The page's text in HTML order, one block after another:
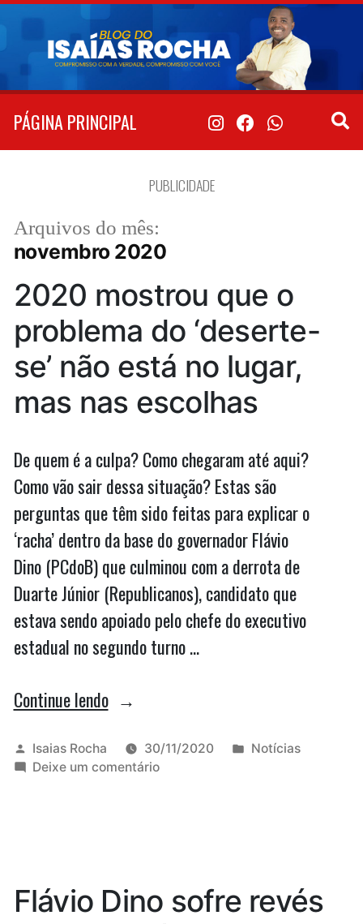
Pular
conteúdo
PÁGINA PRINCIPAL
PUBLICIDADE
Arquivos do mês:
novembro 2020
2020 mostrou que o
problema do ‘deserte-
se’ não está no lugar,
mas nas escolhas
De quem é a culpa? Como chegaram até aqui?
Como vão sair dessa situação? Estas são
perguntas que têm sido feitas para explicar o
‘racha’ dentro da base do governador Flávio
Dino (PCdoB) que culminou com a derrota de
Duarte Júnior (Republicanos), candidato que
estava sendo apoiado pelo chefe do executivo
estadual no segundo turno …
Continue lendo“2020
que
o
se’
não
Publicado
por
Isaias Rocha 30/11/2020
Publicado
Notícias
Deixe um comentárioem
‘deserte-
se’
Flávio Dino sofre revés